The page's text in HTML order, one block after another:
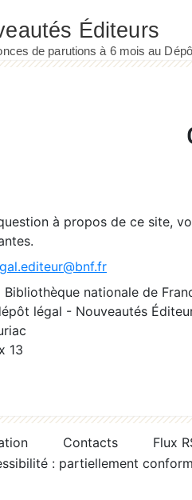
à propos de ce site,
Bibliothèque nationale de
légal - Nouveautés
13
Contacts
Flux
: partiellement